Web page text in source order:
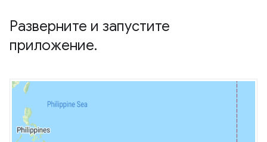
Разверните и запустите
приложение.